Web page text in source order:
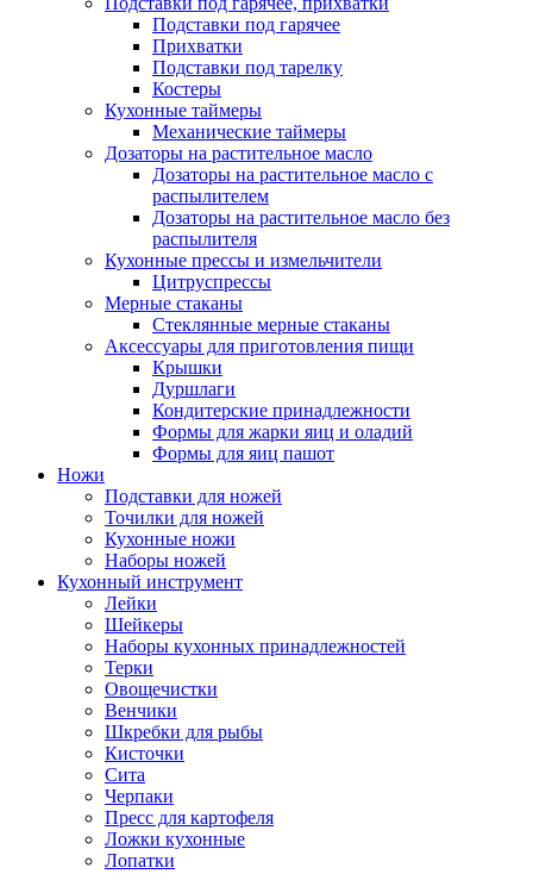
Подставки под гарячее
Прихватки
Подставки под тарелку
Костеры
Кухонные таймеры
Механические таймеры
Дозаторы на растительное масло
Дозаторы на растительное масло с
распылителем
Дозаторы на растительное масло без
распылителя
Кухонные прессы и измельчители
Цитруспрессы
Мерные стаканы
Стеклянные мерные стаканы
Аксессуары для приготовления пищи
Крышки
Дуршлаги
Кондитерские принадлежности
Формы для жарки яиц и оладий
Формы для яиц пашот
Ножи
Подставки для ножей
Точилки для ножей
Кухонные ножи
Наборы ножей
Кухонный инструмент
Лейки
Шейкеры
Наборы кухонных принадлежностей
Терки
Овощечистки
Венчики
Шкребки для рыбы
Кисточки
Сита
Черпаки
Пресс для картофеля
Ложки кухонные
Лопатки